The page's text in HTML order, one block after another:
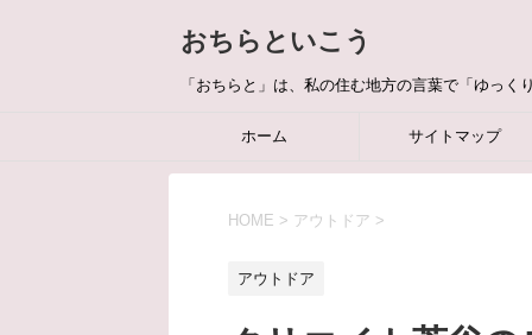
おちらといこう
「おちらと」は、私の住む地方の言葉で「ゆっ
ホーム サイトマップ
HOME > アウトドア >
アウトドア